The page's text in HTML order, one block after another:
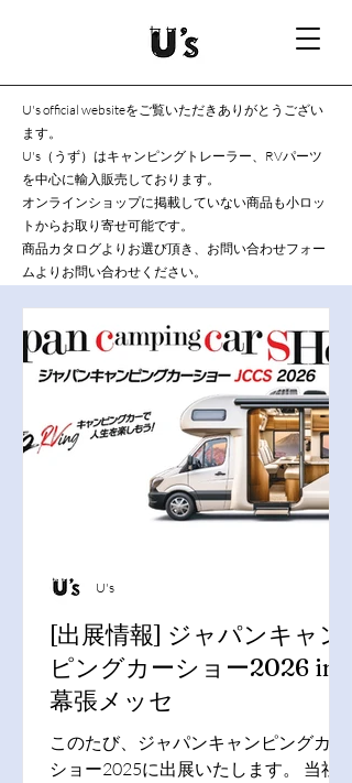
U's official websiteをご覧いただきありがとうござい
ます。
U's（うず）はキャンピングトレーラー、RVパーツ
を中心に輸入販売しております。
オンラインショップに掲載していない商品も小ロッ
トからお取り寄せ可能です。
商品カタログよりお選び頂き、お問い合わせフォー
ムよりお問い合わせください。
[出展情報] ジャパンキャン
ピングカーショー2026 in
幕張メッセ
このたび、ジャパンキャンピングカー
ショー2025に出展いたします。 当社
U's